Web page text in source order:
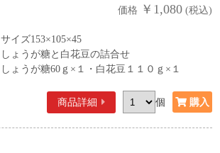
価格 ￥1,080(税込)
サイズ153×105×45
しょうが糖と白花豆の詰合せ
しょうが糖60ｇ×１・白花豆１１０ｇ×１
商品詳細 個